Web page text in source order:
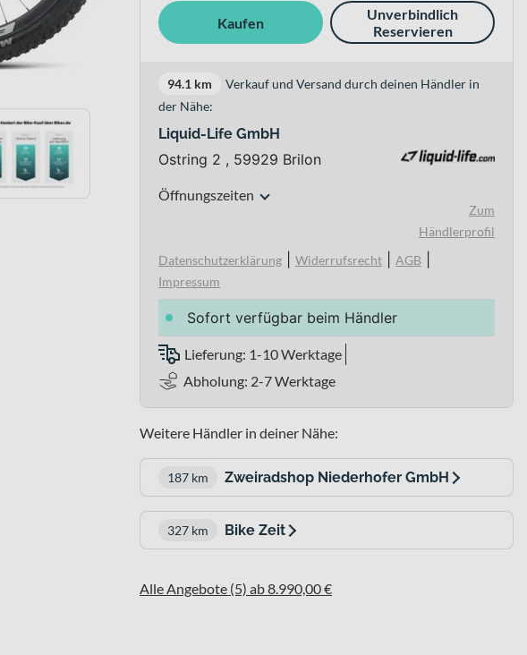
Kaufen
Unverbindlich
Reservieren
94.1 km
Verkauf und Versand durch deinen Händler in
der Nähe:
Liquid-Life GmbH
Ostring 2 , 59929 Brilon
Öffnungszeiten
Zum
Händlerprofil
Datenschutzerklärung
Widerrufsrecht AGB
Impressum
Sofort verfügbar beim Händler
Lieferung: 1-10 Werktage
Abholung: 2-7 Werktage
Weitere Händler in deiner Nähe:
187 km Zweiradshop Niederhofer GmbH
327 km Bike Zeit
Alle Angebote (5) ab 8.990,00 €